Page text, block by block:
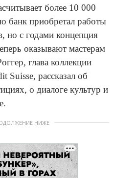
более 10 000
банк приобретал работы
но с годами концепция
оказывают мастерам
глава коллекции
Suisse, рассказал об
о диалоге культур и
НИЖЕ